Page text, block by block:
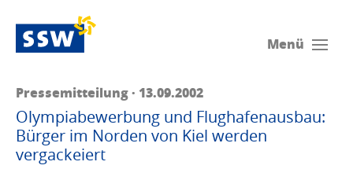
Menü
Pressemitteilung · 13.09.2002
Olympiabewerbung und Flughafenausbau:
Bürger im Norden von Kiel werden
vergackeiert